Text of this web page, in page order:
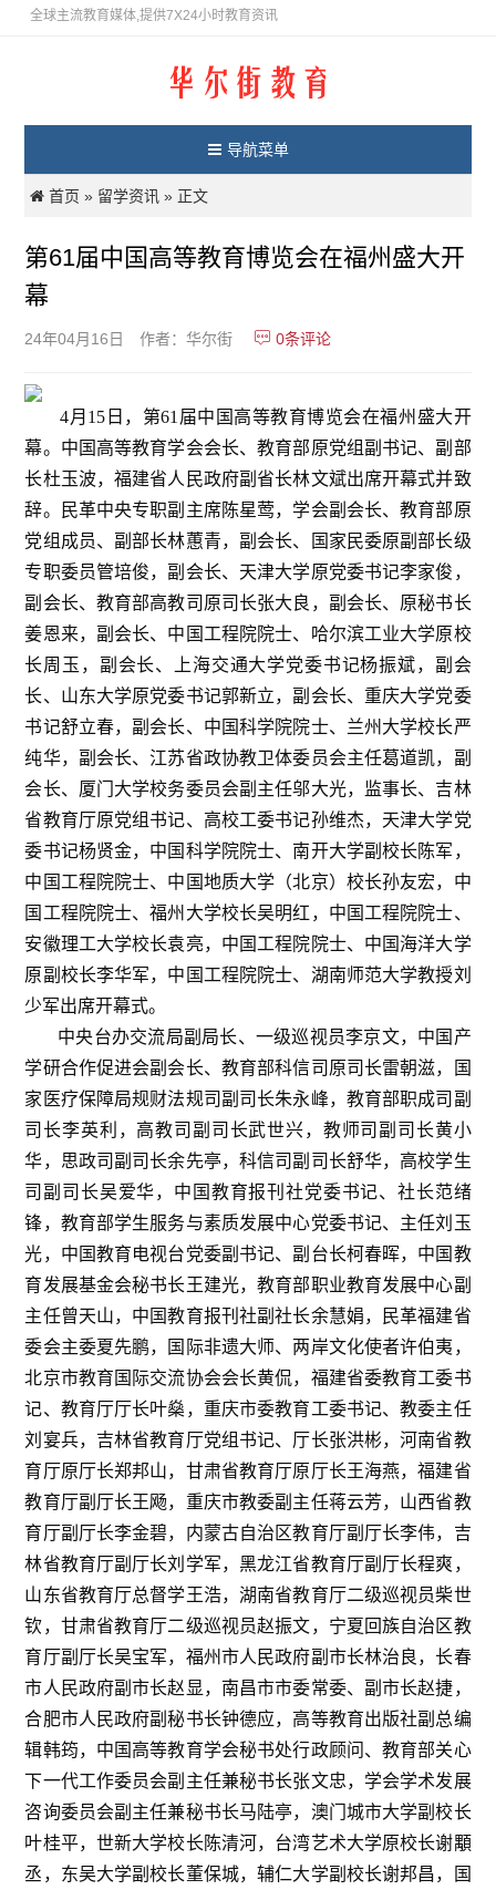
全球主流教育媒体,提供7X24小时教育资讯
导航菜单
首页 » 留学资讯 » 正文
第61届中国高等教育博览会在福州盛大开
幕
24年04月16日 作者：华尔街 0条评论
4月15日，第61届中国高等教育博览会在福州盛大开
幕。中国高等教育学会会长、教育部原党组副书记、副部
长杜玉波，福建省人民政府副省长林文斌出席开幕式并致
辞。民革中央专职副主席陈星莺，学会副会长、教育部原
党组成员、副部长林蕙青，副会长、国家民委原副部长级
专职委员管培俊，副会长、天津大学原党委书记李家俊，
副会长、教育部高教司原司长张大良，副会长、原秘书长
姜恩来，副会长、中国工程院院士、哈尔滨工业大学原校
长周玉，副会长、上海交通大学党委书记杨振斌，副会
长、山东大学原党委书记郭新立，副会长、重庆大学党委
书记舒立春，副会长、中国科学院院士、兰州大学校长严
纯华，副会长、江苏省政协教卫体委员会主任葛道凯，副
会长、厦门大学校务委员会副主任邬大光，监事长、吉林
省教育厅原党组书记、高校工委书记孙维杰，天津大学党
委书记杨贤金，中国科学院院士、南开大学副校长陈军，
中国工程院院士、中国地质大学（北京）校长孙友宏，中
国工程院院士、福州大学校长吴明红，中国工程院院士、
安徽理工大学校长袁亮，中国工程院院士、中国海洋大学
原副校长李华军，中国工程院院士、湖南师范大学教授刘
少军出席开幕式。
中央台办交流局副局长、一级巡视员李京文，中国产
学研合作促进会副会长、教育部科信司原司长雷朝滋，国
家医疗保障局规财法规司副司长朱永峰，教育部职成司副
司长李英利，高教司副司长武世兴，教师司副司长黄小
华，思政司副司长余先亭，科信司副司长舒华，高校学生
司副司长吴爱华，中国教育报刊社党委书记、社长范绪
锋，教育部学生服务与素质发展中心党委书记、主任刘玉
光，中国教育电视台党委副书记、副台长柯春晖，中国教
育发展基金会秘书长王建光，教育部职业教育发展中心副
主任曾天山，中国教育报刊社副社长余慧娟，民革福建省
委会主委夏先鹏，国际非遗大师、两岸文化使者许伯夷，
北京市教育国际交流协会会长黄侃，福建省委教育工委书
记、教育厅厅长叶燊，重庆市委教育工委书记、教委主任
刘宴兵，吉林省教育厅党组书记、厅长张洪彬，河南省教
育厅原厅长郑邦山，甘肃省教育厅原厅长王海燕，福建省
教育厅副厅长王飏，重庆市教委副主任蒋云芳，山西省教
育厅副厅长李金碧，内蒙古自治区教育厅副厅长李伟，吉
林省教育厅副厅长刘学军，黑龙江省教育厅副厅长程爽，
山东省教育厅总督学王浩，湖南省教育厅二级巡视员柴世
钦，甘肃省教育厅二级巡视员赵振文，宁夏回族自治区教
育厅副厅长吴宝军，福州市人民政府副市长林治良，长春
市人民政府副市长赵显，南昌市市委常委、副市长赵捷，
合肥市人民政府副秘书长钟德应，高等教育出版社副总编
辑韩筠，中国高等教育学会秘书处行政顾问、教育部关心
下一代工作委员会副主任兼秘书长张文忠，学会学术发展
咨询委员会副主任兼秘书长马陆亭，澳门城市大学副校长
叶桂平，世新大学校长陈清河，台湾艺术大学原校长谢顒
丞，东吴大学副校长董保城，辅仁大学副校长谢邦昌，国